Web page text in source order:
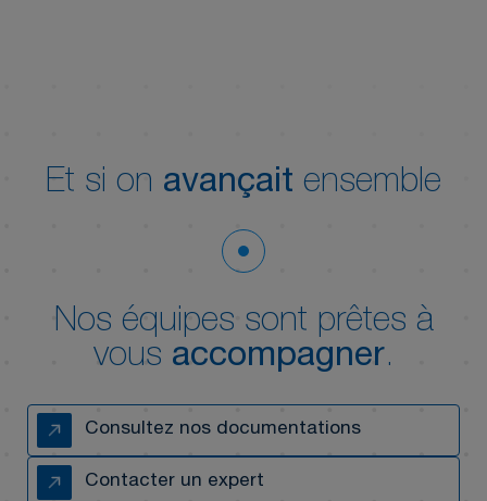
Et si on avançait ensemble
Nos équipes sont prêtes à
vous accompagner.
Consultez nos documentations
Contacter un expert